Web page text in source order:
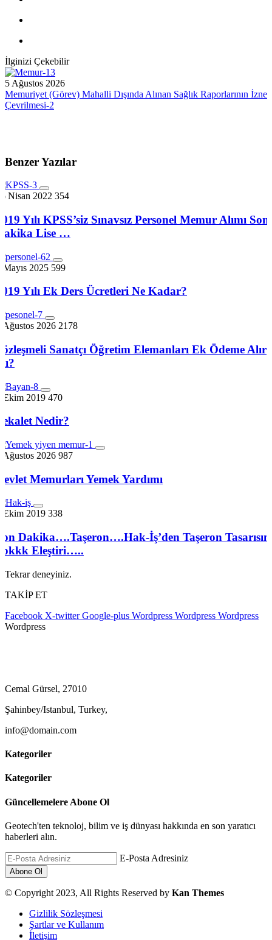
İlginizi Çekebilir
5 Ağustos 2026
Memuriyet (Görev) Mahalli Dışında Alınan Sağlık Raporlarının İzne
Çevrilmesi-2
Benzer Yazılar
Nisan 2022 354
Yılı KPSS’siz Sınavsız Personel Memur Alımı Son
Lise …
Mayıs 2025 599
Yılı Ek Ders Ücretleri Ne Kadar?
Ağustos 2026 2178
Sanatçı Öğretim Elemanları Ek Ödeme Alır
Ekim 2019 470
Nedir?
Ağustos 2026 987
Memurları Yemek Yardımı
Ekim 2019 338
Dakika….Taşeron….Hak-İş’den Taşeron
Eleştiri…..
Tekrar deneyiniz.
TAKİP ET
Facebook X-twitter Google-plus Wordpress Wordpress Wordpress
Wordpress
Cemal Gürsel, 27010
Şahinbey/Istanbul, Turkey,
info@domain.com
Kategoriler
Kategoriler
Güncellemelere Abone Ol
Geotech'ten teknoloj, bilim ve iş dünyası hakkında en son yaratıcı
haberleri alın.
E-Posta Adresiniz
© Copyright 2023, All Rights Reserved by Kan Themes
Gizlilik Sözleşmesi
Şartlar ve Kullanım
İletişim